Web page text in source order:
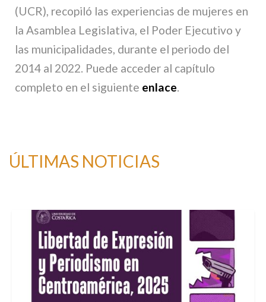
(UCR), recopiló las experiencias de mujeres en
la Asamblea Legislativa, el Poder Ejecutivo y
las municipalidades, durante el periodo del
2014 al 2022. Puede acceder al capítulo
completo en el siguiente enlace.
ÚLTIMAS NOTICIAS